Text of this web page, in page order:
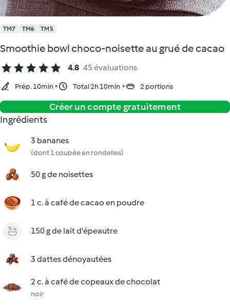
TM7 TM6 TM5
Smoothie bowl choco-noisette au grué de cacao
4.8 45 évaluations
Prép. 10min Total 2h 10min 2 portions
Créer un compte gratuitement
Ingrédients
3 bananes
(dont 1 coupée en rondelles)
50 g de noisettes
1 c. à café de cacao en poudre
150 g de lait d'épeautre
3 dattes dénoyautées
2 c. à café de copeaux de chocolat
noir